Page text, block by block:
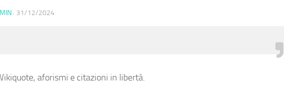
· 31/12/2024
aforismi e citazioni in libertà.